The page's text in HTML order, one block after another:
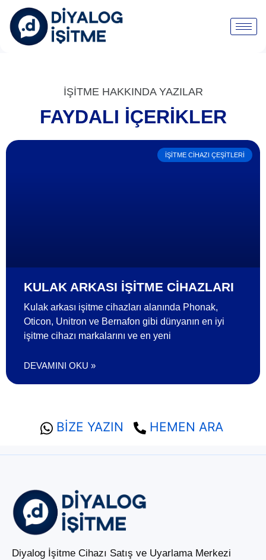
İŞİTME HAKKINDA YAZILAR
FAYDALI İÇERIKLER
İŞITME CIHAZI ÇEŞITLERI
KULAK ARKASI İŞITME CIHAZLARI
Kulak arkası işitme cihazları alanında Phonak,
Oticon, Unitron ve Bernafon gibi dünyanın en iyi
işitme cihazı markalarını ve en yeni
DEVAMINI OKU »
BİZE YAZIN HEMEN ARA
Diyalog İşitme Cihazı Satış ve Uyarlama Merkezi